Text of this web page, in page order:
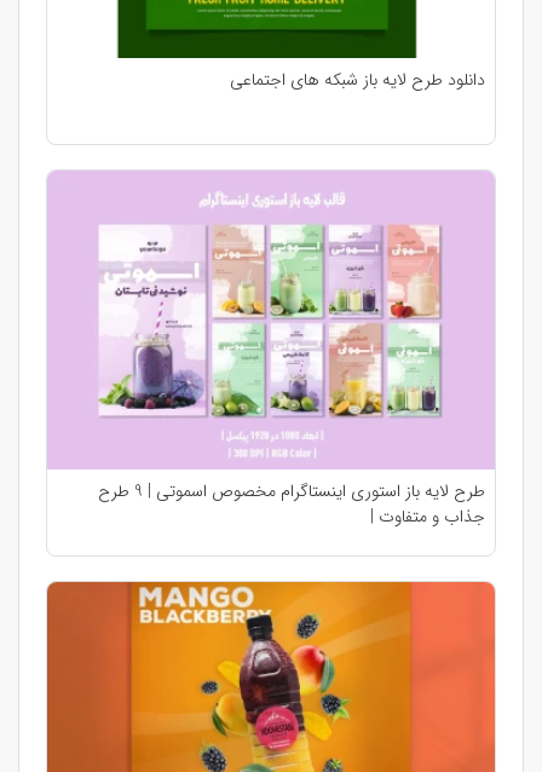
دانلود طرح لایه باز شبکه های اجتماعی
طرح لایه باز استوری اینستاگرام مخصوص اسموتی | 9 طرح
جذاب و متفاوت |